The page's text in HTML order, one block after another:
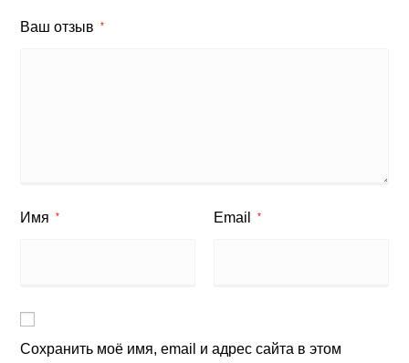
Ваш отзыв *
Имя * Email *
Сохранить моё имя, email и адрес сайта в этом